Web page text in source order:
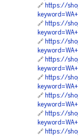
🔗 https://
🔗 https://
🔗 https://
🔗 https://
🔗 https://
🔗 https://
🔗 https://
🔗 https://